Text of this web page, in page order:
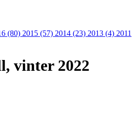
(80) 2015 (57) 2014 (23) 2013 (4) 2011
vinter 2022